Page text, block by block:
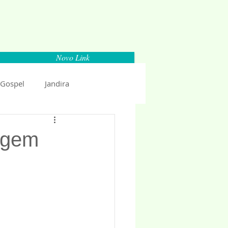
Novo Link
Jandira
Espaço Parlamentar